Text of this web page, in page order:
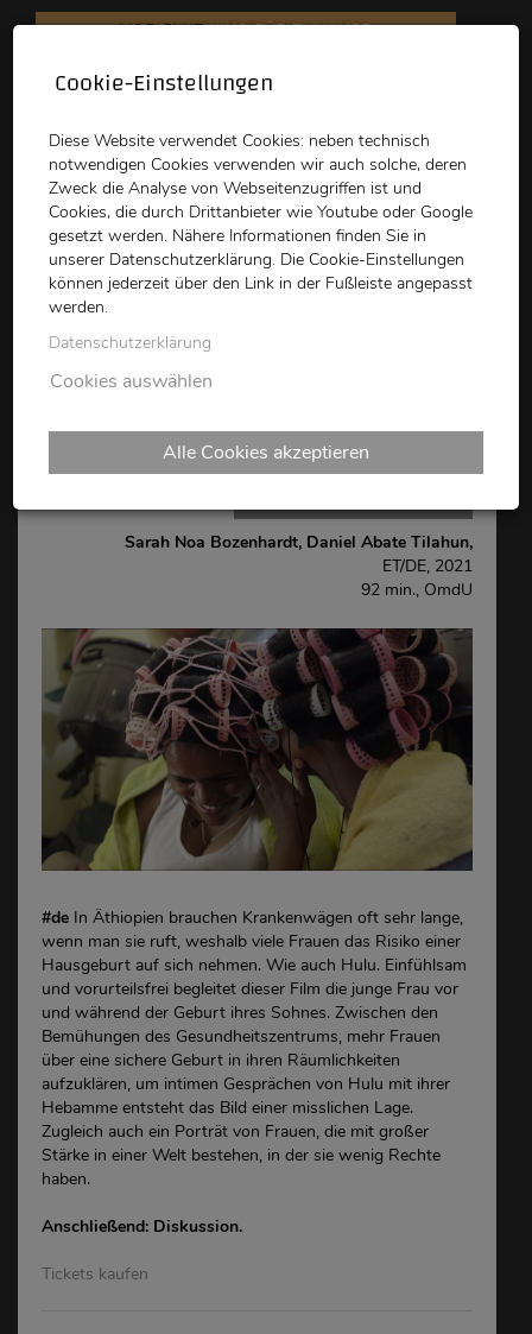
VOD CLUBKINO FÜR ZUHAUSE
schikaneder
Top Kino
schikaneder CLUB
AMONG US WOMEN
Sarah Noa Bozenhardt, Daniel Abate Tilahun,
ET/DE, 2021
92 min., OmdU
#de In Äthiopien brauchen Krankenwägen oft sehr lange,
wenn man sie ruft, weshalb viele Frauen das Risiko einer
Hausgeburt auf sich nehmen. Wie auch Hulu. Einfühlsam
und vorurteilsfrei begleitet dieser Film die junge Frau vor
und während der Geburt ihres Sohnes. Zwischen den
Bemühungen des Gesundheitszentrums, mehr Frauen
über eine sichere Geburt in ihren Räumlichkeiten
aufzuklären, um intimen Gesprächen von Hulu mit ihrer
Hebamme entsteht das Bild einer misslichen Lage.
Zugleich auch ein Porträt von Frauen, die mit großer
Stärke in einer Welt bestehen, in der sie wenig Rechte
haben.
Anschließend: Diskussion.
Tickets kaufen
Cookie-Einstellungen
Diese Website verwendet Cookies: neben technisch
notwendigen Cookies verwenden wir auch solche, deren
Zweck die Analyse von Webseitenzugriffen ist und
Cookies, die durch Drittanbieter wie Youtube oder Google
gesetzt werden. Nähere Informationen finden Sie in
unserer Datenschutzerklärung. Die Cookie-Einstellungen
können jederzeit über den Link in der Fußleiste angepasst
werden.
Datenschutzerklärung
Cookies auswählen
Alle Cookies akzeptieren